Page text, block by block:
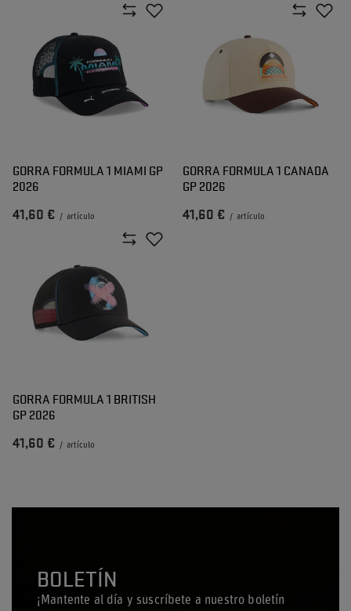
GORRA FORMULA 1 MIAMI GP
2026
41,60 € / artículo
GORRA FORMULA 1 CANADA
GP 2026
41,60 € / artículo
GORRA FORMULA 1 BRITISH
GP 2026
41,60 € / artículo
BOLETÍN
¡Mantente al día y suscríbete a nuestro boletín